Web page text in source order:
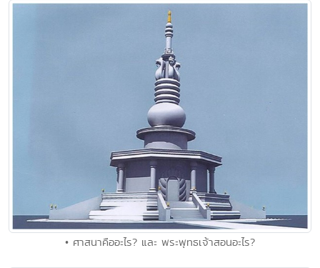
• ศาสนาคืออะไร? และ พระพุทธเจ้าสอนอะไร?